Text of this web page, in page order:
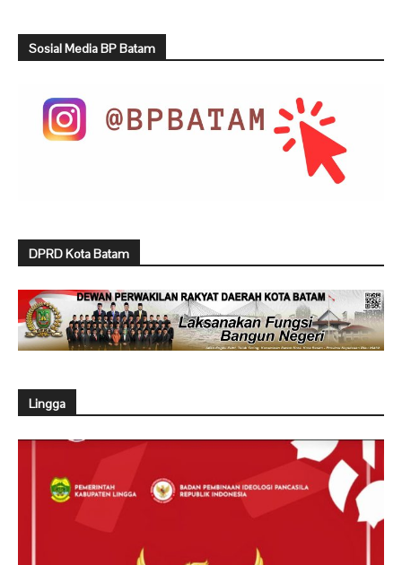
Sosial Media BP Batam
DPRD Kota Batam
Lingga